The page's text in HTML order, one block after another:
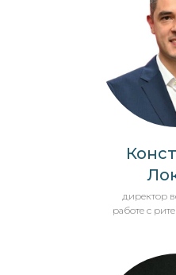
директор
работе с